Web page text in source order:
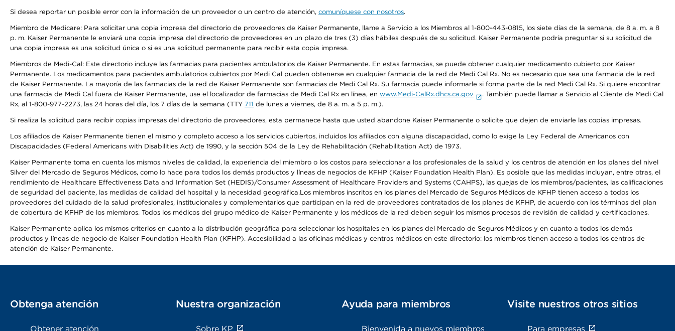
Si desea reportar un posible error con la información de un proveedor o un centro de atención, comuníquese con nosotros.
Miembro de Medicare: Para solicitar una copia impresa del directorio de proveedores de Kaiser Permanente, llame a Servicio a los Miembros al 1-800-443-0815, los siete días de la semana, de 8 a. m. a 8
p. m. Kaiser Permanente le enviará una copia impresa del directorio de proveedores en un plazo de tres (3) días hábiles después de su solicitud. Kaiser Permanente podría preguntar si su solicitud de
una copia impresa es una solicitud única o si es una solicitud permanente para recibir esta copia impresa.
Miembros de Medi-Cal: Este directorio incluye las farmacias para pacientes ambulatorios de Kaiser Permanente. En estas farmacias, se puede obtener cualquier medicamento cubierto por Kaiser
Permanente. Los medicamentos para pacientes ambulatorios cubiertos por Medi Cal pueden obtenerse en cualquier farmacia de la red de Medi Cal Rx. No es necesario que sea una farmacia de la red
de Kaiser Permanente. La mayoría de las farmacias de la red de Kaiser Permanente son farmacias de Medi Cal Rx. Su farmacia puede informarle si forma parte de la red Medi Cal Rx. Si quiere encontrar
una farmacia de Medi Cal fuera de Kaiser Permanente, use el localizador de farmacias de Medi Cal Rx en línea, en www.Medi-CalRx.dhcs.ca.gov
. También puede llamar a Servicio al Cliente de Medi Cal
Rx, al 1-800-977-2273, las 24 horas del día, los 7 días de la semana (TTY 711 de lunes a viernes, de 8 a. m. a 5 p. m.).
Si realiza la solicitud para recibir copias impresas del directorio de proveedores, esta permanece hasta que usted abandone Kaiser Permanente o solicite que dejen de enviarle las copias impresas.
Los afiliados de Kaiser Permanente tienen el mismo y completo acceso a los servicios cubiertos, incluidos los afiliados con alguna discapacidad, como lo exige la Ley Federal de Americanos con
Discapacidades (Federal Americans with Disabilities Act) de 1990, y la sección 504 de la Ley de Rehabilitación (Rehabilitation Act) de 1973.
Kaiser Permanente toma en cuenta los mismos niveles de calidad, la experiencia del miembro o los costos para seleccionar a los profesionales de la salud y los centros de atención en los planes del nivel
Silver del Mercado de Seguros Médicos, como lo hace para todos los demás productos y líneas de negocios de KFHP (Kaiser Foundation Health Plan). Es posible que las medidas incluyan, entre otras, el
rendimiento de Healthcare Effectiveness Data and Information Set (HEDIS)/Consumer Assessment of Healthcare Providers and Systems (CAHPS), las quejas de los miembros/pacientes, las calificaciones
de seguridad del paciente, las medidas de calidad del hospital y la necesidad geográfica.Los miembros inscritos en los planes del Mercado de Seguros Médicos de KFHP tienen acceso a todos los
proveedores del cuidado de la salud profesionales, institucionales y complementarios que participan en la red de proveedores contratados de los planes de KFHP, de acuerdo con los términos del plan
de cobertura de KFHP de los miembros. Todos los médicos del grupo médico de Kaiser Permanente y los médicos de la red deben seguir los mismos procesos de revisión de calidad y certificaciones.
Kaiser Permanente aplica los mismos criterios en cuanto a la distribución geográfica para seleccionar los hospitales en los planes del Mercado de Seguros Médicos y en cuanto a todos los demás
productos y líneas de negocio de Kaiser Foundation Health Plan (KFHP). Accesibilidad a las oficinas médicas y centros médicos en este directorio: los miembros tienen acceso a todos los centros de
atención de Kaiser Permanente.
Obtenga atención
Obtener atención
Nuestra organización
Sobre KP
Ayuda para miembros
Bienvenida a nuevos miembros
Visite nuestros otros sitios
Para empresas